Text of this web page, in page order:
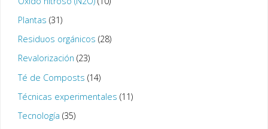
Plantas (31)
Residuos orgánicos (28)
Revalorización (23)
Té de Composts (14)
Técnicas experimentales (11)
Tecnología (35)